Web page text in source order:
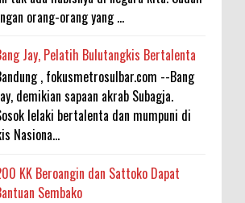
orang-orang yang ...
Jay, Pelatih Bulutangkis Bertalenta
, fokusmetrosulbar.com --Bang
demikian sapaan akrab Subagja.
lelaki bertalenta dan mumpuni di
Nasiona...
KK Beroangin dan Sattoko Dapat
Sembako